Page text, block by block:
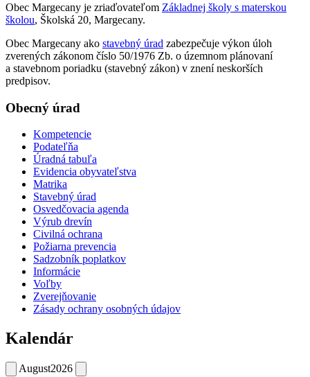
Obec Margecany je zriaďovateľom Základnej školy s materskou
školou, Školská 20, Margecany.
Obec Margecany ako stavebný úrad zabezpečuje výkon úloh
zverených zákonom číslo 50/1976 Zb. o územnom plánovaní
a stavebnom poriadku (stavebný zákon) v znení neskorších
predpisov.
Obecný úrad
Kompetencie
Podateľňa
Úradná tabuľa
Evidencia obyvateľstva
Matrika
Stavebný úrad
Osvedčovacia agenda
Výrub drevín
Civilná ochrana
Požiarna prevencia
Sadzobník poplatkov
Informácie
Voľby
Zverejňovanie
Zásady ochrany osobných údajov
Kalendár
August2026